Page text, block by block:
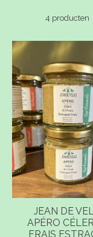
4 producten
JEAN DE
APÉRO
FRAIS